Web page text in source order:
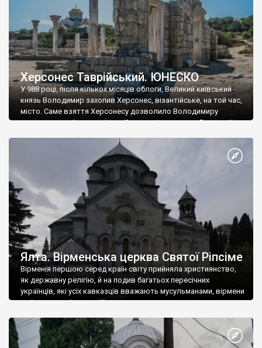
Херсонес Таврійський. ЮНЕСКО
У 988 році, після кількох місяців облоги, Великий київський
князь Володимир захопив Херсонес, візантійське, на той час,
місто. Саме взяття Херсонесу дозволило Володимиру
диктувати свої умови візантійському імператору Василю ІІ, та
Херсонесі Володимир-язичник, став Василем-християнином.
А потім було Хрещення Русі. На честь Херсонесу Таврійського
Ялта. Вірменська церква Святої Ріпсіме
Вірменія першою серед країн світу прийняла християнство,
як державну релігію, й на подив багатьох пересічних
українців, які усіх кавказців вважають мусульманами, вірмени
є відданими вірянами Христа